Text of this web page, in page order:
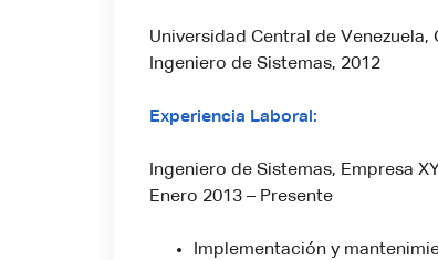
Universidad Central de Venezuela,
Ingeniero de Sistemas, 2012
Experiencia Laboral:
Ingeniero de Sistemas, Empresa
Enero 2013 – Presente
Implementación y